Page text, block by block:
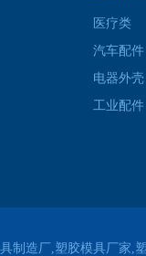
医疗类
汽车配件
电器外壳
工业配件
制造厂,塑胶模具厂家,